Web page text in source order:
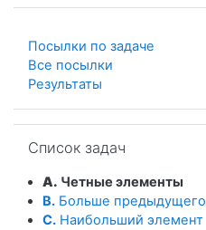
Посылки по задаче
Все посылки
Результаты
Список задач
A. Четные элементы
B. Больше предыдущего
C. Наибольший элемент